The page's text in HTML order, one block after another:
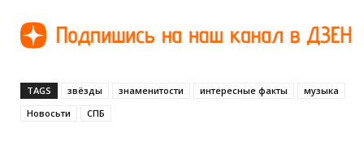
TAGS звёзды знаменитости интересные факты
музыка
Новосьти
СПБ